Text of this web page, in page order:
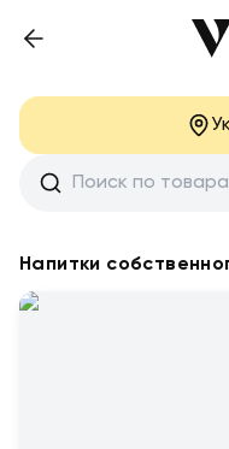
Напитки
Напитки